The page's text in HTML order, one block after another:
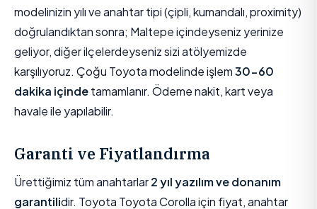
modelinizin yılı ve anahtar tipi (çipli, kumandalı, proximity)
doğrulandıktan sonra; Maltepe içindeyseniz yerinize
geliyor, diğer ilçelerdeyseniz sizi atölyemizde
karşılıyoruz. Çoğu Toyota modelinde işlem30-60
dakika içindetamamlanır. Ödeme nakit, kart veya
havale ile yapılabilir.
Garanti ve Fiyatlandırma
Ürettiğimiz tüm anahtarlar2 yıl yazılım ve donanım
garantilidir. Toyota Toyota Corolla için fiyat, anahtar